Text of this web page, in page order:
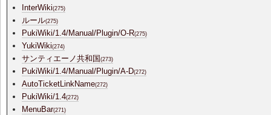
InterWiki(275)
ルール(275)
PukiWiki/1.4/Manual/Plugin/O-R(275)
YukiWiki(274)
サンティエーノ共和国(273)
PukiWiki/1.4/Manual/Plugin/A-D(272)
AutoTicketLinkName(272)
PukiWiki/1.4(272)
MenuBar(271)